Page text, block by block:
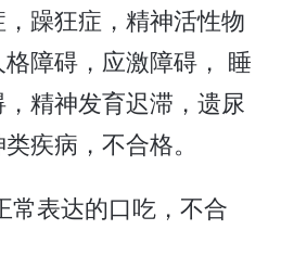
躁狂症，精神活性物
障碍，应激障碍， 睡
精神发育迟滞，遗尿
疾病，不合格。
常表达的口吃，不合